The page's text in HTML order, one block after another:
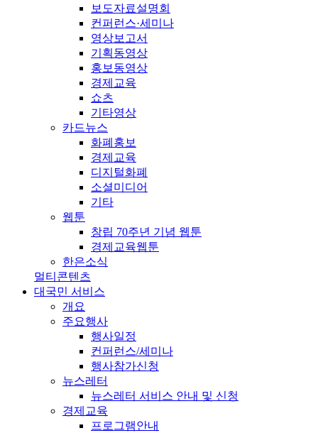
보도자료설명회
컨퍼런스·세미나
영상보고서
기획동영상
홍보동영상
경제교육
쇼츠
기타영상
카드뉴스
화폐홍보
경제교육
디지털화폐
소셜미디어
기타
웹툰
창립 70주년 기념 웹툰
경제교육웹툰
한은소식
멀티콘텐츠
대국민 서비스
개요
주요행사
행사일정
컨퍼런스/세미나
행사참가신청
뉴스레터
뉴스레터 서비스 안내 및 신청
경제교육
프로그램안내